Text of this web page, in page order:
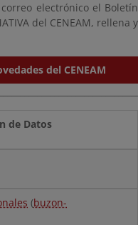
electrónico el Boletín
del CENEAM, rellena y
del CENEAM
de Datos
(buzon-